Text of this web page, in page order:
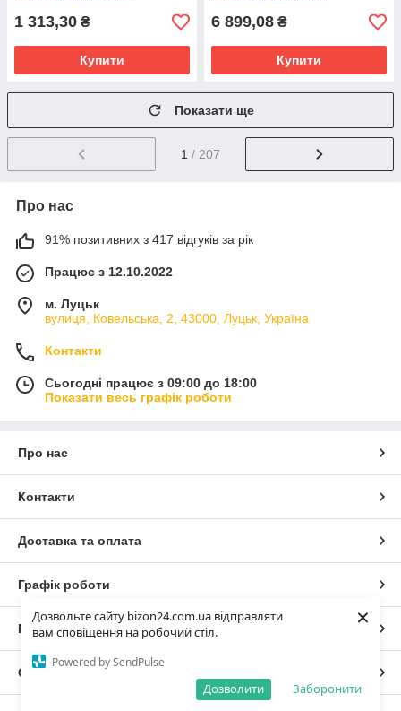
Дозвольте сайту bizon24.com.ua відправляти
вам сповіщення на робочий стіл.
Powered by SendPulse
Заборонити
Дозволити
×
1 313,30 ₴
Купити
6 899,08 ₴
Купити
Показати ще
1 / 207
Про нас
91% позитивних з 417 відгуків за рік
Працює з 12.10.2022
м. Луцьк
вулиця, Ковельська, 2, 43000, Луцьк, Україна
Контакти
Сьогодні працює з 09:00 до 18:00
Показати весь графік роботи
Про нас
Контакти
Доставка та оплата
Графік роботи
Повна версія сайту
Сайт створено на маркетплейсі